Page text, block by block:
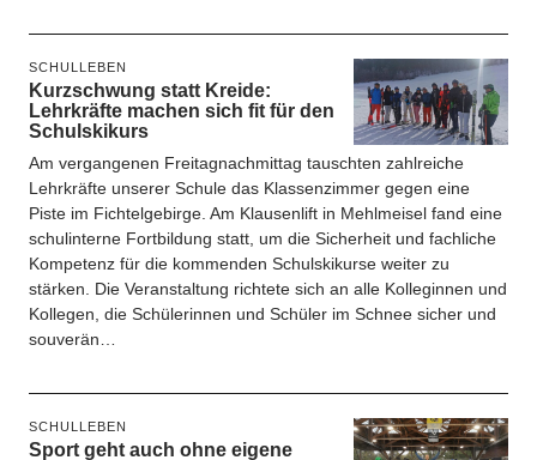
SCHULLEBEN
Kurzschwung statt Kreide:
Lehrkräfte machen sich fit für den
Schulskikurs
Am vergangenen Freitagnachmittag tauschten zahlreiche
Lehrkräfte unserer Schule das Klassenzimmer gegen eine
Piste im Fichtelgebirge. Am Klausenlift in Mehlmeisel fand eine
schulinterne Fortbildung statt, um die Sicherheit und fachliche
Kompetenz für die kommenden Schulskikurse weiter zu
stärken. Die Veranstaltung richtete sich an alle Kolleginnen und
Kollegen, die Schülerinnen und Schüler im Schnee sicher und
souverän…
SCHULLEBEN
Sport geht auch ohne eigene